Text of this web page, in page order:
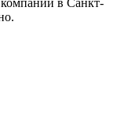
в Санкт-